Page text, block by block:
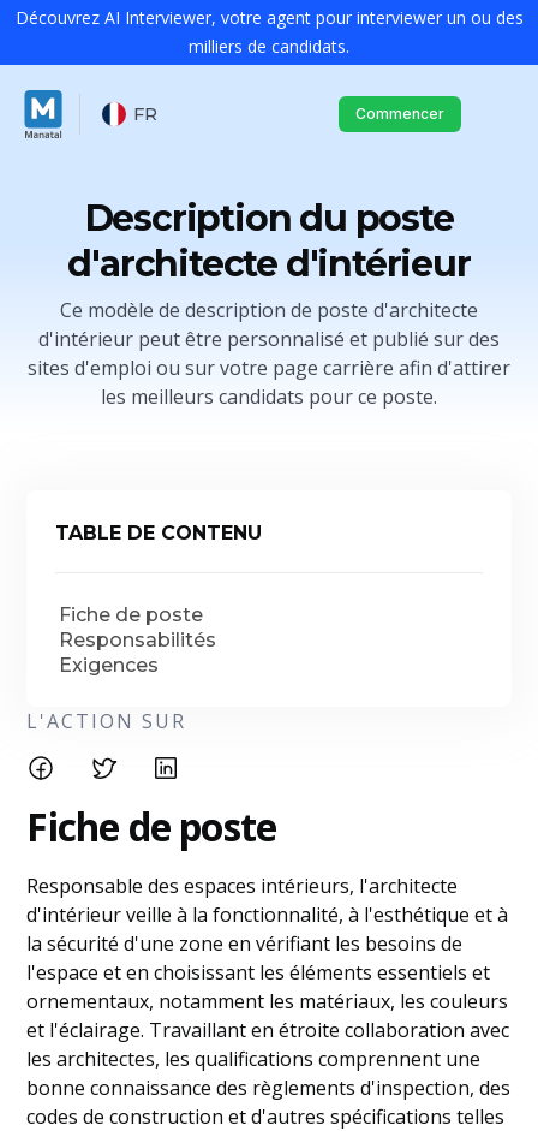
Découvrez AI Interviewer, votre agent pour interviewer un ou des
milliers de candidats.
FR Commencer
Description du poste
d'architecte d'intérieur
Ce modèle de description de poste d'architecte
d'intérieur peut être personnalisé et publié sur des
sites d'emploi ou sur votre page carrière afin d'attirer
les meilleurs candidats pour ce poste.
TABLE DE CONTENU
Fiche de poste
Responsabilités
Exigences
L'ACTION SUR
Fiche de poste
Responsable des espaces intérieurs, l'architecte
d'intérieur veille à la fonctionnalité, à l'esthétique et à
la sécurité d'une zone en vérifiant les besoins de
l'espace et en choisissant les éléments essentiels et
ornementaux, notamment les matériaux, les couleurs
et l'éclairage. Travaillant en étroite collaboration avec
les architectes, les qualifications comprennent une
bonne connaissance des règlements d'inspection, des
codes de construction et d'autres spécifications telles